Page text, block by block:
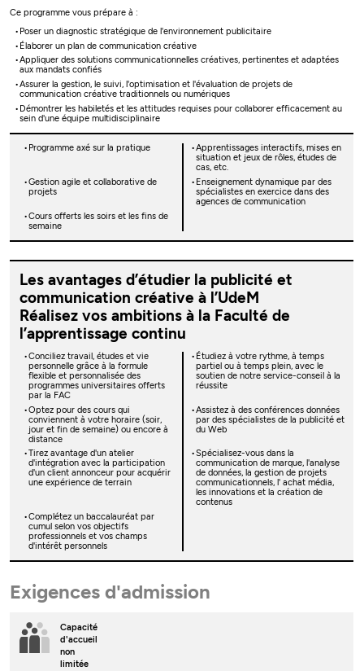
Ce programme vous prépare à :
Poser un diagnostic stratégique de l'environnement publicitaire
Élaborer un plan de communication créative
Appliquer des solutions communicationnelles créatives, pertinentes et adaptées
aux mandats confiés
Assurer la gestion, le suivi, l'optimisation et l'évaluation de projets de
communication créative traditionnels ou numériques
Démontrer les habiletés et les attitudes requises pour collaborer efficacement au
sein d'une équipe multidisciplinaire
Programme axé sur la pratique
Apprentissages interactifs, mises en
situation et jeux de rôles, études de
cas, etc.
Gestion agile et collaborative de
projets
Enseignement dynamique par des
spécialistes en exercice dans des
agences de communication
Cours offerts les soirs et les fins de
semaine
Les avantages d’étudier la publicité et
communication créative à l’UdeM
Réalisez vos ambitions à la Faculté de
l’apprentissage continu
Conciliez travail, études et vie
personnelle grâce à la formule
flexible et personnalisée des
programmes universitaires offerts
par la FAC
Étudiez à votre rythme, à temps
partiel ou à temps plein, avec le
soutien de notre service-conseil à la
réussite
Optez pour des cours qui
conviennent à votre horaire (soir,
jour et fin de semaine) ou encore à
distance
Assistez à des conférences données
par des spécialistes de la publicité et
du Web
Tirez avantage d'un atelier
d'intégration avec la participation
d'un client annonceur pour acquérir
une expérience de terrain
Spécialisez-vous dans la
communication de marque, l'analyse
de données, la gestion de projets
communicationnels, l' achat média,
les innovations et la création de
contenus
Complétez un baccalauréat par
cumul selon vos objectifs
professionnels et vos champs
d'intérêt personnels
Exigences d'admission
Capacité
d'accueil
non
limitée